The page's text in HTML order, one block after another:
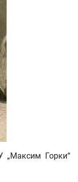
„Максим Горки“